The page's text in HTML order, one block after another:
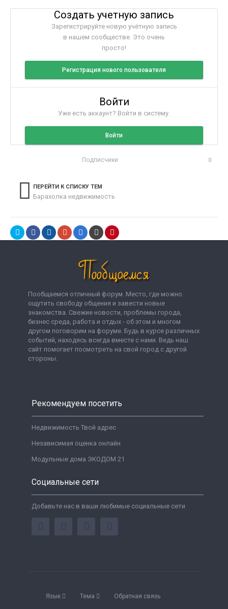
Создать учетную запись
Зарегистрируйте новую учётную запись
в нашем сообществе. Это очень
просто!
Регистрация нового пользователя
Войти
Уже есть аккаунт? Войти в систему.
Войти
Подписчики 0
ПЕРЕЙТИ К СПИСКУ ТЕМ
Барахолка недвижимость
Пообщаемся отличный форум. Место, где можно
ощутить свободу общения и завести новые
знакомства. Свежие новости, проблемы города,
бизнес среда, работа и отдых - об этом и многом
другом поговорим на форуме. Будь в курсе различных
событий, находясь всегда вместе с нами. Ведь наш
сайт помогает посмотреть на свой город с другой
стороны.
Рекомендуем посетить
Недвижимость Твой адрес
Независимая оценка онлайн
Модульные дома ЭКОДОМ 21
Социальные сети
Добавьте нас в ваши любимые социальные сети
Язык Тема Обратная связь